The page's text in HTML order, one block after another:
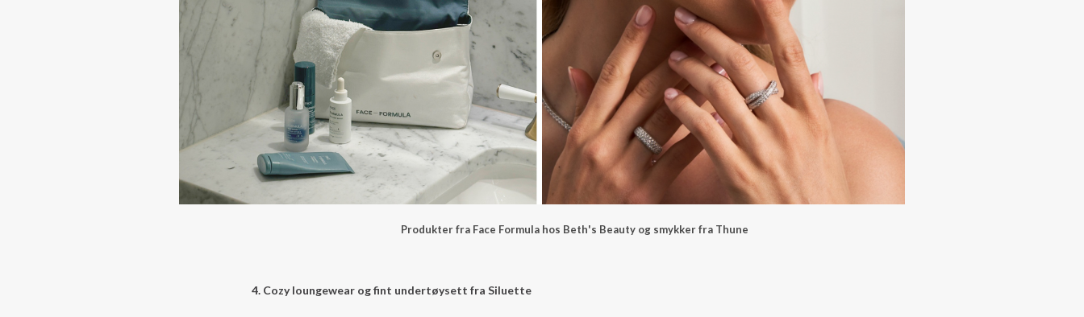
Produkter fra Face Formula hos Beth's Beauty og smykker fra Thune
4. Cozy loungewear og fint undertøysett fra Siluette